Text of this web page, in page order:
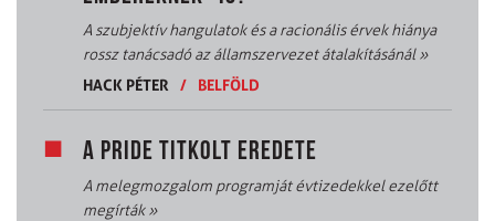
A szubjektív hangulatok és a racionális érvek hiánya
rossz tanácsadó az államszervezet átalakításánál»
HACK PÉTER
/ BELFÖLD
A PRIDE TITKOLT EREDETE
A melegmozgalom programját évtizedekkel ezelőtt
megírták»